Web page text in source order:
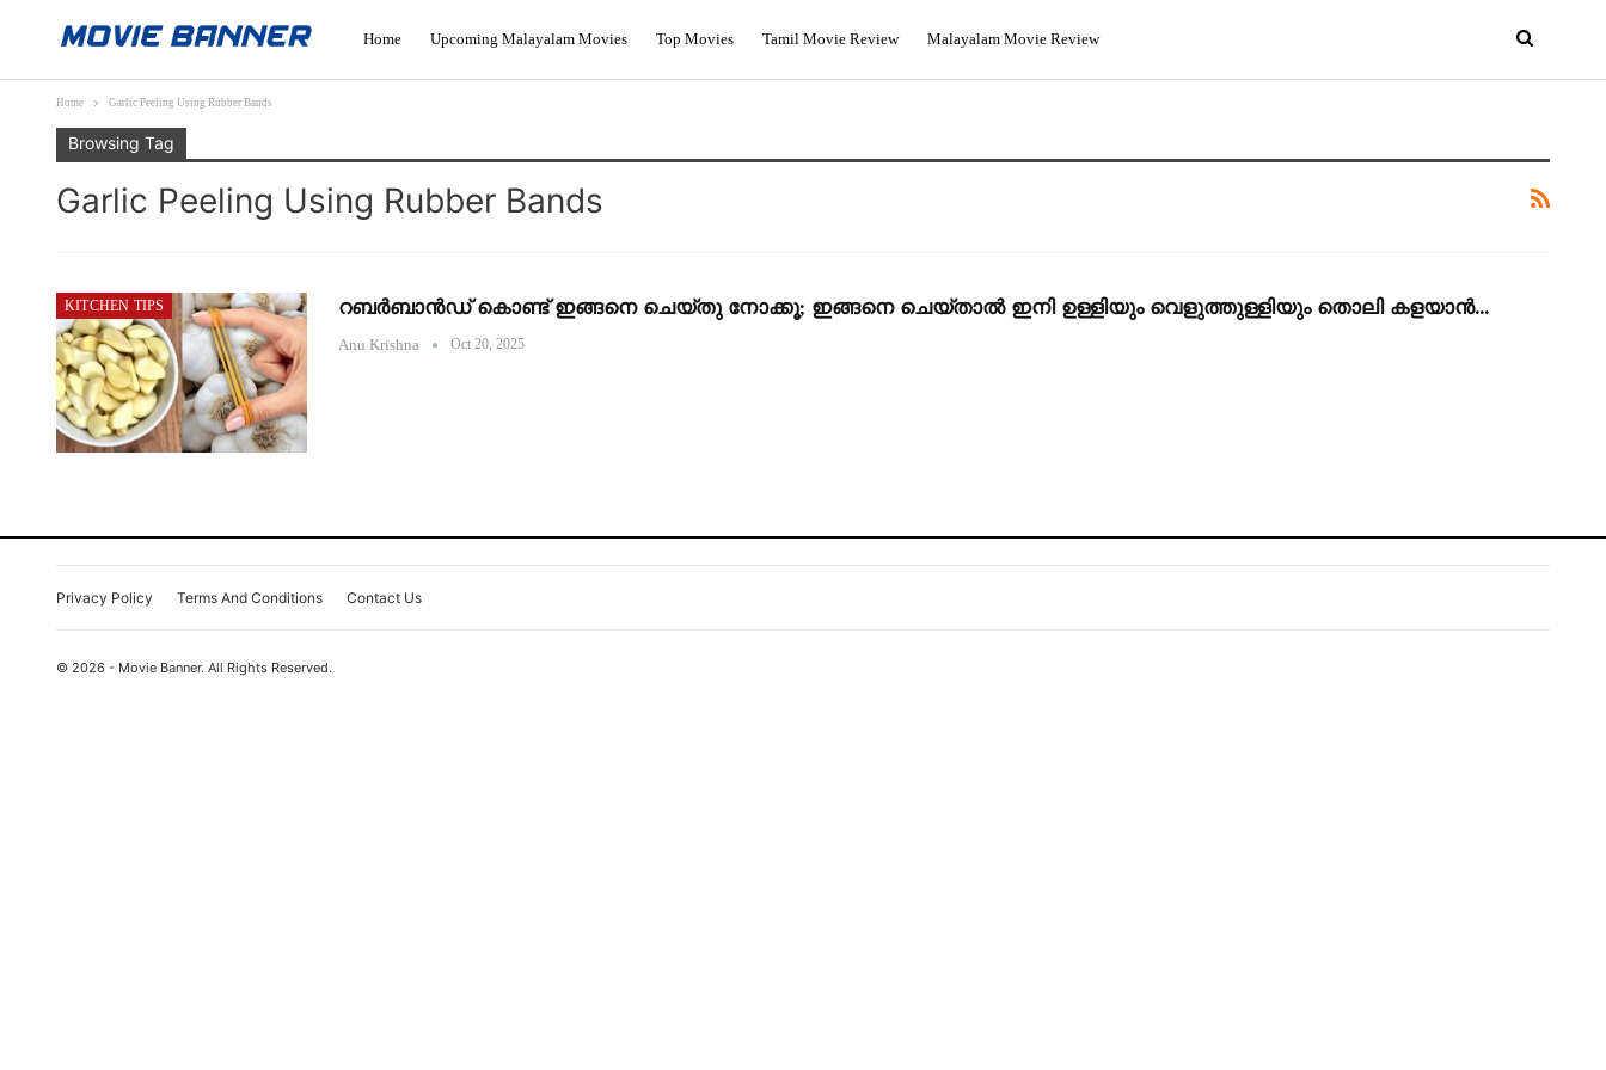
Home Upcoming Malayalam Movies Top Movies Tamil Movie Review Malayalam Movie Review
Home Garlic Peeling Using Rubber Bands
Browsing Tag
Garlic Peeling Using Rubber Bands
KITCHEN TIPS റബർബാൻഡ്‌ കൊണ്ട് ഇങ്ങനെ ചെയ്തു നോക്കൂ; ഇങ്ങനെ ചെയ്താൽ ഇനി ഉള്ളിയും വെളുത്തുള്ളിയും തൊലി കളയാൻ…
Anu Krishna Oct 20, 2025
Privacy Policy Terms And Conditions Contact Us
© 2026 - Movie Banner. All Rights Reserved.